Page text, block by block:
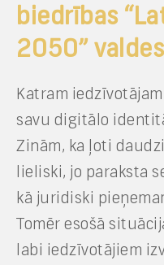
biedrības
2050”
Katram
savu digitālo
Zinām, ka ļoti
lieliski, jo paraksta
kā juridiski
Tomēr esošā
labi iedzīvotājiem